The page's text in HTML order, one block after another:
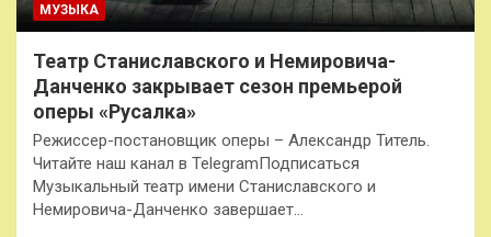
МУЗЫКА
Театр Станиславского и Немировича-
Данченко закрывает сезон премьерой
оперы «Русалка»
Режиссер-постановщик оперы – Александр Титель.
Читайте наш канал в TelegramПодписаться
Музыкальный театр имени Станиславского и
Немировича-Данченко завершает…